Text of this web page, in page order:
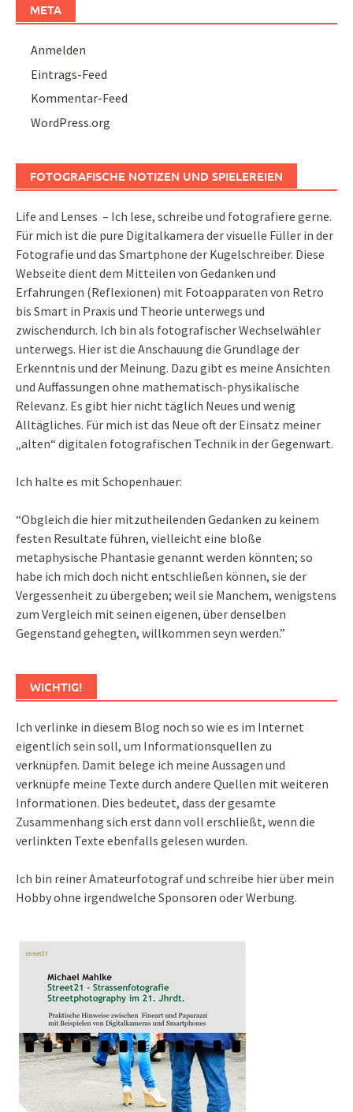
META
Anmelden
Eintrags-Feed
Kommentar-Feed
WordPress.org
FOTOGRAFISCHE NOTIZEN UND SPIELEREIEN
Life and Lenses – Ich lese, schreibe und fotografiere gerne.
Für mich ist die pure Digitalkamera der visuelle Füller in der
Fotografie und das Smartphone der Kugelschreiber. Diese
Webseite dient dem Mitteilen von Gedanken und
Erfahrungen (Reflexionen) mit Fotoapparaten von Retro
bis Smart in Praxis und Theorie unterwegs und
zwischendurch. Ich bin als fotografischer Wechselwähler
unterwegs. Hier ist die Anschauung die Grundlage der
Erkenntnis und der Meinung. Dazu gibt es meine Ansichten
und Auffassungen ohne mathematisch-physikalische
Relevanz. Es gibt hier nicht täglich Neues und wenig
Alltägliches. Für mich ist das Neue oft der Einsatz meiner
„alten“ digitalen fotografischen Technik in der Gegenwart.
Ich halte es mit Schopenhauer:
“Obgleich die hier mitzutheilenden Gedanken zu keinem
festen Resultate führen, vielleicht eine bloße
metaphysische Phantasie genannt werden könnten; so
habe ich mich doch nicht entschließen können, sie der
Vergessenheit zu übergeben; weil sie Manchem, wenigstens
zum Vergleich mit seinen eigenen, über denselben
Gegenstand gehegten, willkommen seyn werden.”
WICHTIG!
Ich verlinke in diesem Blog noch so wie es im Internet
eigentlich sein soll, um Informationsquellen zu
verknüpfen. Damit belege ich meine Aussagen und
verknüpfe meine Texte durch andere Quellen mit weiteren
Informationen. Dies bedeutet, dass der gesamte
Zusammenhang sich erst dann voll erschließt, wenn die
verlinkten Texte ebenfalls gelesen wurden.
Ich bin reiner Amateurfotograf und schreibe hier über mein
Hobby ohne irgendwelche Sponsoren oder Werbung.